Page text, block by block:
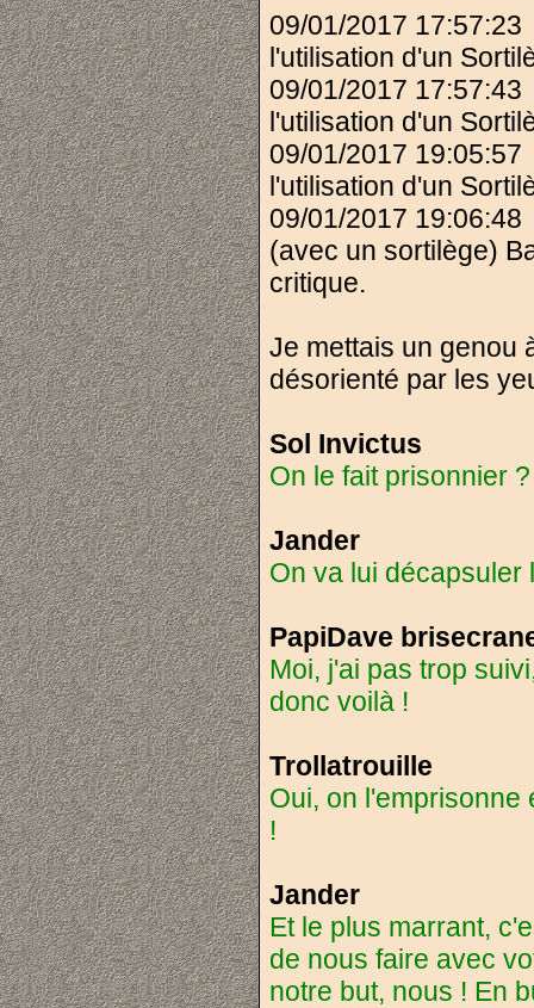
09/01/2017
l'utilisation d'un
09/01/2017
l'utilisation d'un
09/01/2017
l'utilisation d'un
09/01/2017
(avec un sortilège)
critique.
Je mettais un genou
désorienté par les
Sol Invictus
On le fait prisonnier ?
Jander
On va lui décapsuler
PapiDave
Moi, j'ai pas trop
donc voilà !
Trollatrouille
Oui, on l'emprisonne
!
Jander
Et le plus marrant,
de nous faire avec
notre but, nous ! En